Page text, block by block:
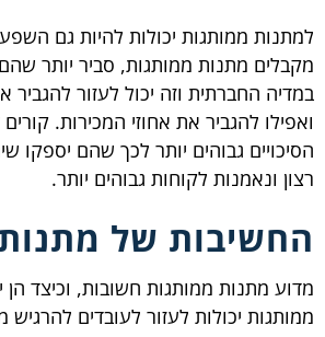
למתנות ממותגות יכולות להיות גם
מקבלים מתנות ממותגות, סביר יותר
במדיה החברתית וזה יכול לעזור
ואפילו להגביר את אחוזי המכירות.
הסיכויים גבוהים יותר לכך שהם יספקו
רצון ונאמנות לקוחות גבוהים יותר.
החשיבות של
מדוע מתנות ממותגות חשובות, וכיצד
ממותגות יכולות לעזור לעובדים